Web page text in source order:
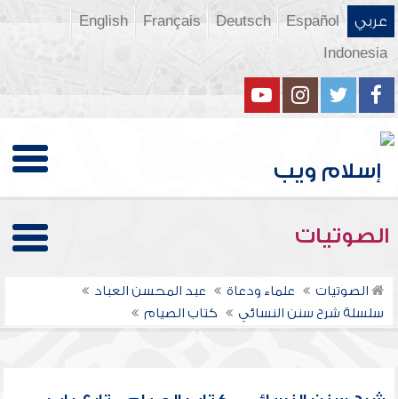
عربي Español
Deutsch
Français
English
Indonesia
الصوتيات
الصوتيات علماء ودعاة
عبد المحسن العباد
سلسلة شرح سنن النسائي
كتاب الصيام